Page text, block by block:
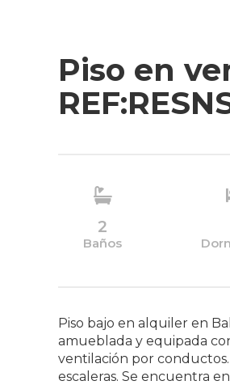
Piso en
2
Baños
Piso bajo en alquiler en
amueblada y equipada
ventilación por
escaleras. Se encuentra